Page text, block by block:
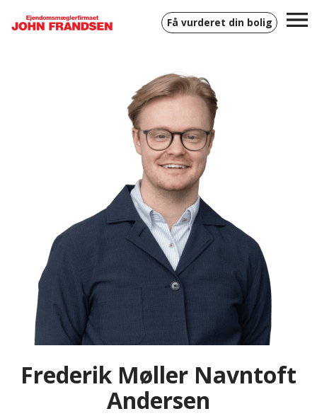
Få vurderet din bolig
Frederik Møller Navntoft
Andersen